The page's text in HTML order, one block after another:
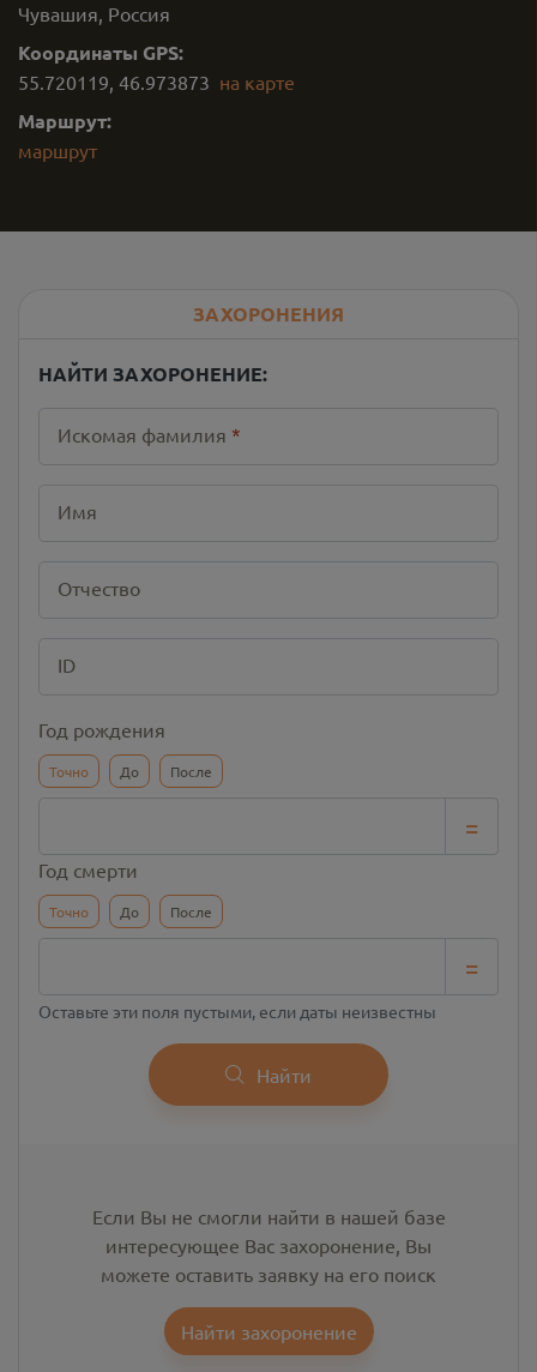
Чувашия, Россия
Координаты GPS:
55.720119, 46.973873 на карте
Маршрут:
маршрут
ЗАХОРОНЕНИЯ
НАЙТИ ЗАХОРОНЕНИЕ:
Искомая фамилия *
Имя
Отчество
ID
Год рождения
Точно До После
=
Год смерти
Точно До После
=
Оставьте эти поля пустыми, если даты неизвестны
Найти
Если Вы не смогли найти в нашей базе
интересующее Вас захоронение, Вы
можете оставить заявку на его поиск
Найти захоронение